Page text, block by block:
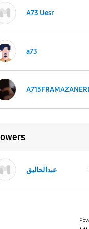
A73 Uesr
a73
عبدالحالیق